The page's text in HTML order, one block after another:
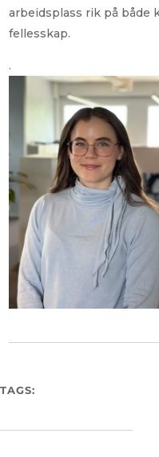
arbeidsplass rik på både
fellesskap.
.
TAGS: